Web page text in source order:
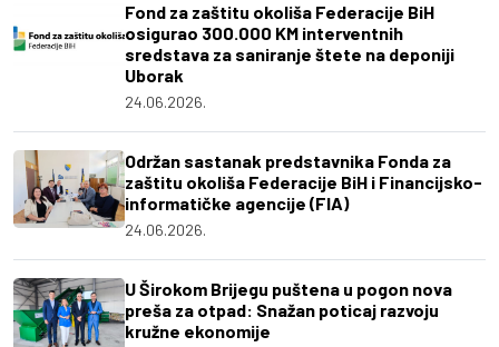
Fond za zaštitu okoliša Federacije BiH
osigurao 300.000 KM interventnih
sredstava za saniranje štete na deponiji
Uborak
24.06.2026.
Održan sastanak predstavnika Fonda za
zaštitu okoliša Federacije BiH i Financijsko-
informatičke agencije (FIA)
24.06.2026.
U Širokom Brijegu puštena u pogon nova
preša za otpad: Snažan poticaj razvoju
kružne ekonomije